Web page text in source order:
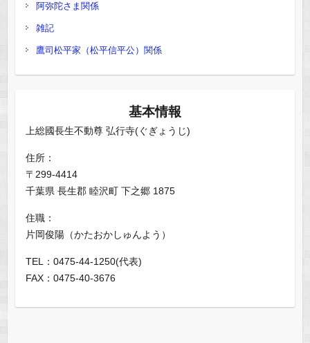
阿弥陀さま関係
雑記
鷹司松平家（松平信平公）関係
基本情報
上総國長生不動尊 弘行寺(ぐぎょうじ)
住所：
〒299-4414
千葉県 長生郡 睦沢町 下之郷 1875
住職：
片岡俊陽（かたおかしゅんよう）
TEL：0475-44-1250(代表)
FAX：0475-40-3676